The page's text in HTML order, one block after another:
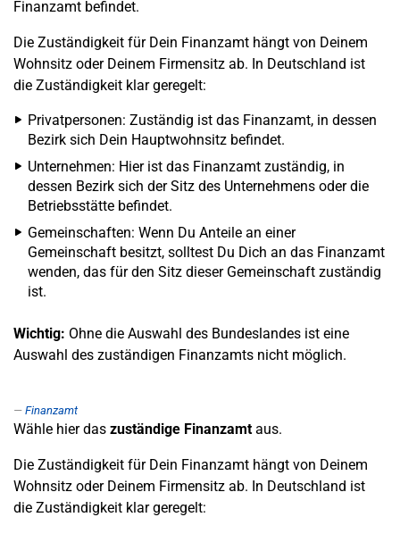
Finanzamt befindet.
Die Zuständigkeit für Dein Finanzamt hängt von Deinem
Wohnsitz oder Deinem Firmensitz ab. In Deutschland ist
die Zuständigkeit klar geregelt:
Privatpersonen: Zuständig ist das Finanzamt, in dessen
Bezirk sich Dein Hauptwohnsitz befindet.
Unternehmen: Hier ist das Finanzamt zuständig, in
dessen Bezirk sich der Sitz des Unternehmens oder die
Betriebsstätte befindet.
Gemeinschaften: Wenn Du Anteile an einer
Gemeinschaft besitzt, solltest Du Dich an das Finanzamt
wenden, das für den Sitz dieser Gemeinschaft zuständig
ist.
Wichtig: Ohne die Auswahl des Bundeslandes ist eine
Auswahl des zuständigen Finanzamts nicht möglich.
Finanzamt
Wähle hier das zuständige Finanzamtaus.
Die Zuständigkeit für Dein Finanzamt hängt von Deinem
Wohnsitz oder Deinem Firmensitz ab. In Deutschland ist
die Zuständigkeit klar geregelt: